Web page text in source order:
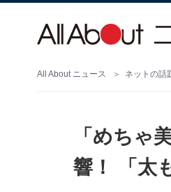
All About ニュース ネットの話
「めちゃ
響！ 「太